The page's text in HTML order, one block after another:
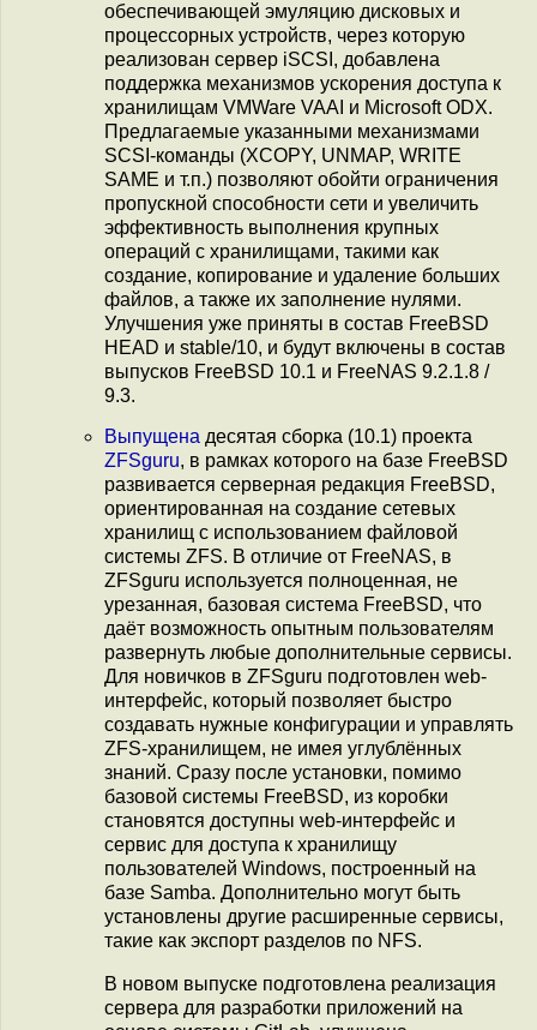
обеспечивающей эмуляцию дисковых и
процессорных устройств, через которую
реализован сервер iSCSI, добавлена
поддержка механизмов ускорения доступа к
хранилищам VMWare VAAI и Microsoft ODX.
Предлагаемые указанными механизмами
SCSI-команды (XCOPY, UNMAP, WRITE
SAME и т.п.) позволяют обойти ограничения
пропускной способности сети и увеличить
эффективность выполнения крупных
операций с хранилищами, такими как
создание, копирование и удаление больших
файлов, а также их заполнение нулями.
Улучшения уже приняты в состав FreeBSD
HEAD и stable/10, и будут включены в состав
выпусков FreeBSD 10.1 и FreeNAS 9.2.1.8 /
9.3.
Выпущена десятая сборка (10.1) проекта
ZFSguru, в рамках которого на базе FreeBSD
развивается серверная редакция FreeBSD,
ориентированная на создание сетевых
хранилищ с использованием файловой
системы ZFS. В отличие от FreeNAS, в
ZFSguru используется полноценная, не
урезанная, базовая система FreeBSD, что
даёт возможность опытным пользователям
развернуть любые дополнительные сервисы.
Для новичков в ZFSguru подготовлен web-
интерфейс, который позволяет быстро
создавать нужные конфигурации и управлять
ZFS-хранилищем, не имея углублённых
знаний. Сразу после установки, помимо
базовой системы FreeBSD, из коробки
становятся доступны web-интерфейс и
сервис для доступа к хранилищу
пользователей Windows, построенный на
базе Samba. Дополнительно могут быть
установлены другие расширенные сервисы,
такие как экспорт разделов по NFS.
В новом выпуске подготовлена реализация
сервера для разработки приложений на